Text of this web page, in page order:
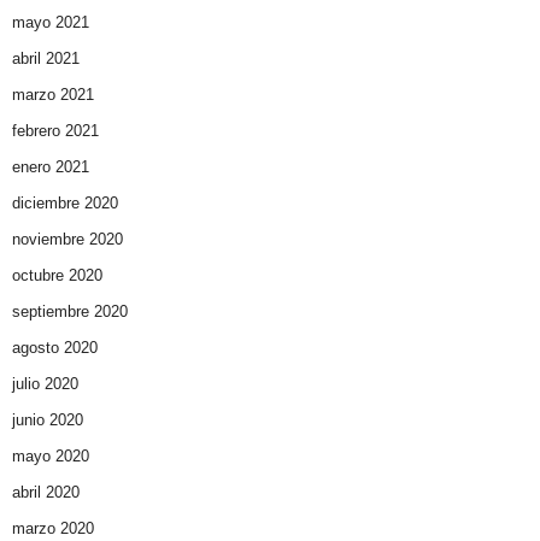
mayo 2021
abril 2021
marzo 2021
febrero 2021
enero 2021
diciembre 2020
noviembre 2020
octubre 2020
septiembre 2020
agosto 2020
julio 2020
junio 2020
mayo 2020
abril 2020
marzo 2020